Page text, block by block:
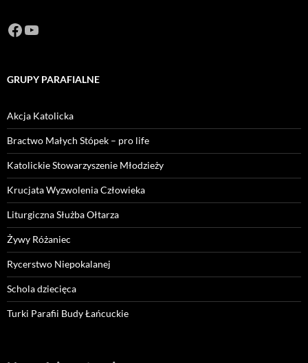
Facebook
https://www.youtube.com/channel/
GRUPY PARAFIALNE
Akcja Katolicka
Bractwo Małych Stópek – pro life
Katolickie Stowarzyszenie Młodzieży
Krucjata Wyzwolenia Człowieka
Liturgiczna Służba Ołtarza
Żywy Różaniec
Rycerstwo Niepokalanej
Schola dziecięca
Turki Parafii Budy Łańcuckie